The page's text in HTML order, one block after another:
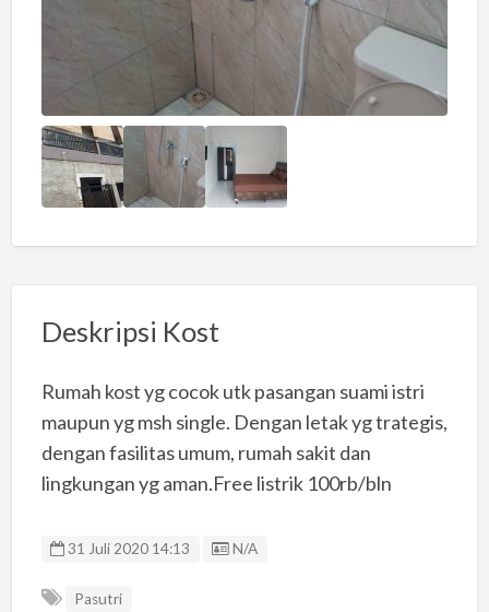
Deskripsi Kost
Rumah kost yg cocok utk pasangan suami istri
maupun yg msh single. Dengan letak yg trategis,
dengan fasilitas umum, rumah sakit dan
lingkungan yg aman.Free listrik 100rb/bln
31 Juli 2020 14:13 Listing ID
N/A
Pasutri